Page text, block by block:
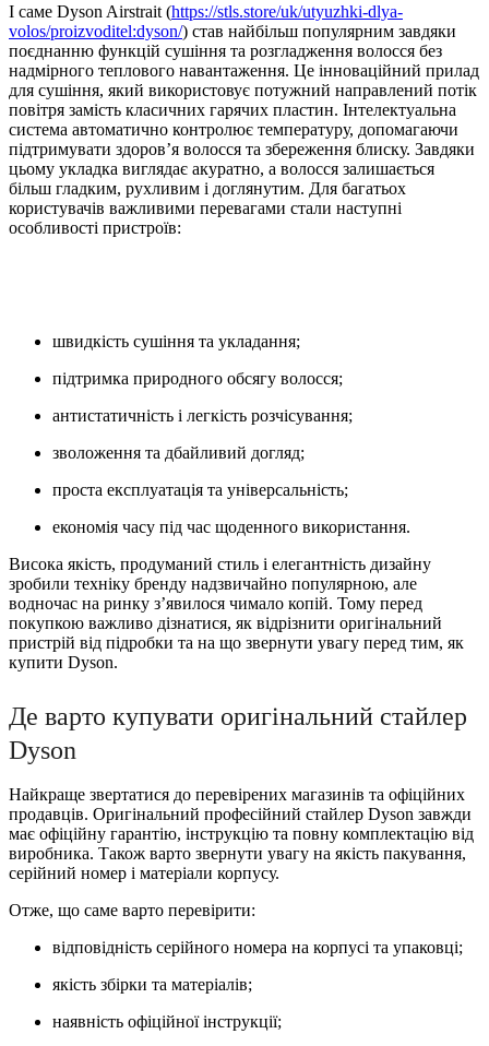
І саме Dyson Airstrait (https://stls.store/uk/utyuzhki-dlya-
volos/proizvoditel:dyson/) став найбільш популярним завдяки
поєднанню функцій сушіння та розгладження волосся без
надмірного теплового навантаження. Це інноваційний прилад
для сушіння, який використовує потужний направлений потік
повітря замість класичних гарячих пластин. Інтелектуальна
система автоматично контролює температуру, допомагаючи
підтримувати здоров’я волосся та збереження блиску. Завдяки
цьому укладка виглядає акуратно, а волосся залишається
більш гладким, рухливим і доглянутим. Для багатьох
користувачів важливими перевагами стали наступні
особливості пристроїв:
швидкість сушіння та укладання;
підтримка природного обсягу волосся;
антистатичність і легкість розчісування;
зволоження та дбайливий догляд;
проста експлуатація та універсальність;
економія часу під час щоденного використання.
Висока якість, продуманий стиль і елегантність дизайну
зробили техніку бренду надзвичайно популярною, але
водночас на ринку з’явилося чимало копій. Тому перед
покупкою важливо дізнатися, як відрізнити оригінальний
пристрій від підробки та на що звернути увагу перед тим, як
купити Dyson.
Де варто купувати оригінальний стайлер
Dyson
Найкраще звертатися до перевірених магазинів та офіційних
продавців. Оригінальний професійний стайлер Dyson завжди
має офіційну гарантію, інструкцію та повну комплектацію від
виробника. Також варто звернути увагу на якість пакування,
серійний номер і матеріали корпусу.
Отже, що саме варто перевірити:
відповідність серійного номера на корпусі та упаковці;
якість збірки та матеріалів;
наявність офіційної інструкції;